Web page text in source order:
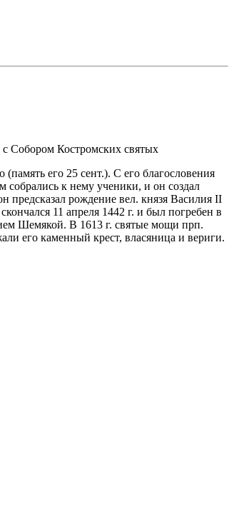
с Собором Костромских святых
его 25 сент.). С его благословения
к нему ученики, и он создал
предсказал рождение вел. князя Василия II
11 апреля 1442 г. и был погребен в
Шемякой. В 1613 г. святые мощи прп.
его каменный крест, власяница и вериги.